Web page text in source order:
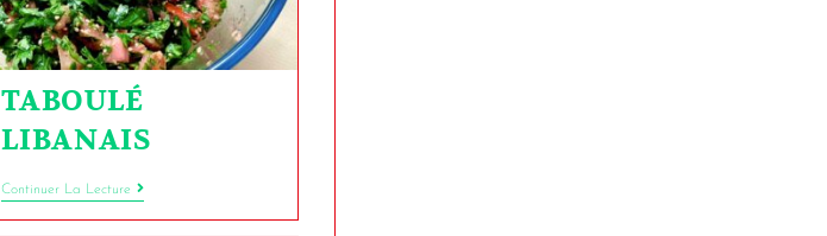
TABOULÉ
LIBANAIS
Continuer La Lecture